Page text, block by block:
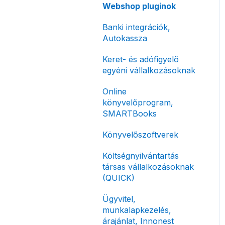
korlátozás
Fizetési módok
számlagenerálás
műveletek
számlakibocsátás /
Önszámlázás
megoldások
Archiválás
Postai szolgáltatás
Évzárás #free
csomagban
Előlegszámla, végszámla
E-számla
Devizás és idegen nyelvű
Számla piszkozat
Webshop pluginok
Banki integrációk,
Autokassza
Keret- és adófigyelő
egyéni vállalkozásoknak
Online
könyvelőprogram,
SMARTBooks
Könyvelőszoftverek
Költségnyilvántartás
társas vállalkozásoknak
(QUICK)
Ügyvitel,
munkalapkezelés,
árajánlat, Innonest